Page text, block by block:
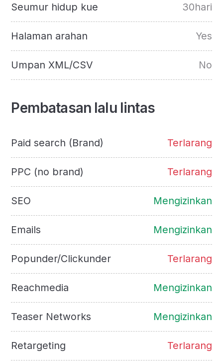
Seumur hidup kue 30hari
Halaman arahan Yes
Umpan XML/CSV No
Pembatasan lalu lintas
Paid search (Brand) Terlarang
PPC (no brand) Terlarang
SEO Mengizinkan
Emails Mengizinkan
Popunder/Clickunder Terlarang
Reachmedia Mengizinkan
Teaser Networks Mengizinkan
Retargeting Terlarang